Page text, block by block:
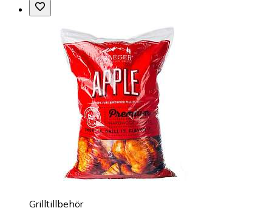
Grilltillbehör